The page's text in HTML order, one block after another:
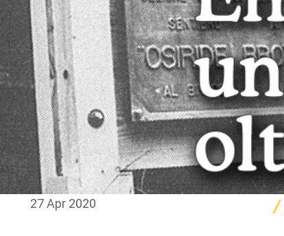
27 Apr 2020